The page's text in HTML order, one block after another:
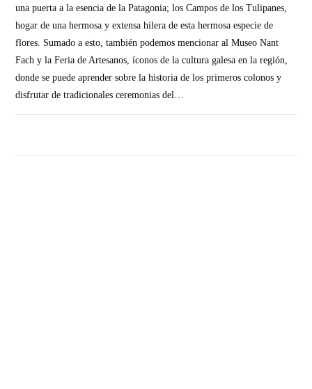
una puerta a la esencia de la Patagonia; los Campos de los Tulipanes,
hogar de una hermosa y extensa hilera de esta hermosa especie de
flores. Sumado a esto, también podemos mencionar al Museo Nant
Fach y la Feria de Artesanos, íconos de la cultura galesa en la región,
donde se puede aprender sobre la historia de los primeros colonos y
disfrutar de tradicionales ceremonias del…